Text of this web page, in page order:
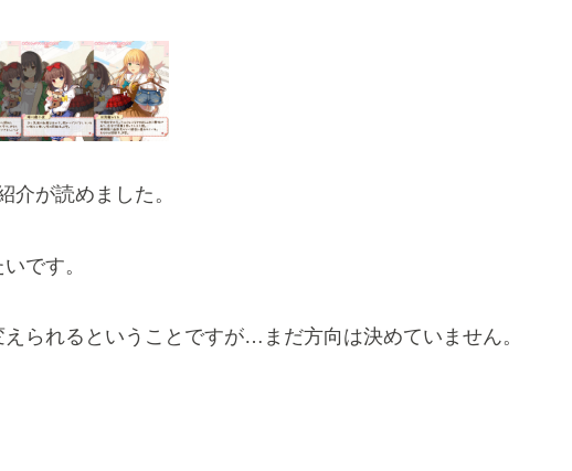
介が読めました。
です。
られるということですが…まだ方向は決めていません。